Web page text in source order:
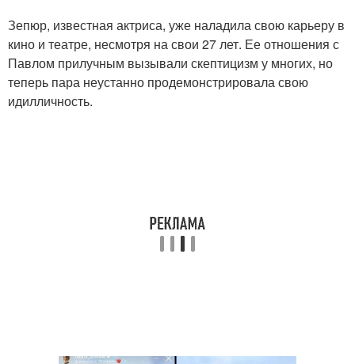
Зепюр, известная актриса, уже наладила свою карьеру в
кино и театре, несмотря на свои 27 лет. Ее отношения с
Павлом прилучным вызывали скептицизм у многих, но
теперь пара неустанно продемонстрировала свою
идилличность.